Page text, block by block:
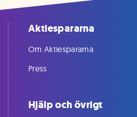
Aktiespararna
Om Aktiespararna
Press
Hjälp och övrigt